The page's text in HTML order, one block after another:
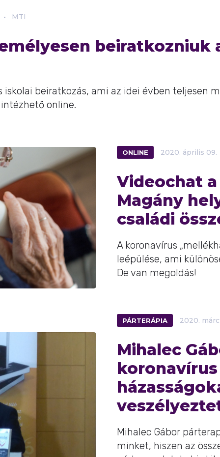
MTI
beiratkozniuk
iskolai beiratkozás, ami az idei évben teljesen
online.
ONLINE 2020. április 09.
Videochat
Magány
családi
A koronavírus
leépülése, ami
De van megoldás!
PÁRTERÁPIA 2020.
Mihalec
koronavírus
Mihalec Gábor
minket, hiszen az